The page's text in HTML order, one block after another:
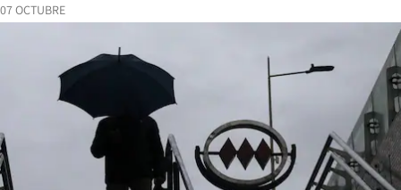
07 OCTUBRE